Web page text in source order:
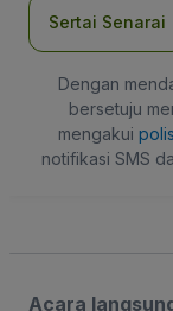
Sertai Senarai
Dengan
bersetuju
mengakui
notifikasi SMS
Acara